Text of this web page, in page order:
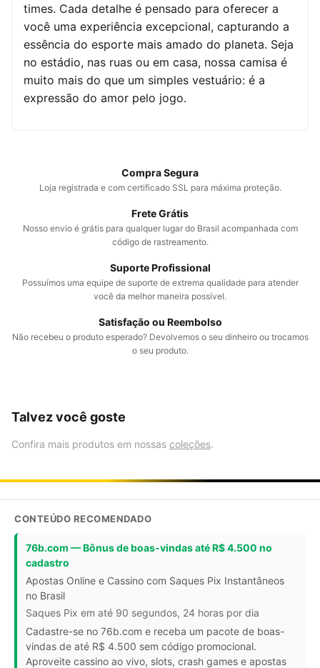
times. Cada detalhe é pensado para oferecer a
você uma experiência excepcional, capturando a
essência do esporte mais amado do planeta. Seja
no estádio, nas ruas ou em casa, nossa camisa é
muito mais do que um simples vestuário: é a
expressão do amor pelo jogo.
Compra Segura
Loja registrada e com certificado SSL para máxima proteção.
Frete Grátis
Nosso envio é grátis para qualquer lugar do Brasil acompanhada com
código de rastreamento.
Suporte Profissional
Possuímos uma equipe de suporte de extrema qualidade para atender
você da melhor maneira possível.
Satisfação ou Reembolso
Não recebeu o produto esperado? Devolvemos o seu dinheiro ou trocamos
o seu produto.
Talvez você goste
Confira mais produtos em nossas coleções.
CONTEÚDO RECOMENDADO
76b.com — Bônus de boas-vindas até R$ 4.500 no
cadastro
Apostas Online e Cassino com Saques Pix Instantâneos
no Brasil
Saques Pix em até 90 segundos, 24 horas por dia
Cadastre-se no 76b.com e receba um pacote de boas-
vindas de até R$ 4.500 sem código promocional.
Aproveite cassino ao vivo, slots, crash games e apostas